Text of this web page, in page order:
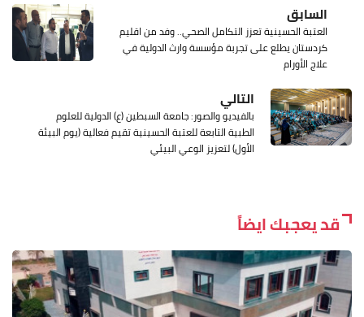
السابق
العتبة الحسينية تعزز التكامل الصحي.. وفد من اقليم
كردستان يطلع على تجربة مؤسسة وارث الدولية في
علاج الأورام
التالي
بالفيديو والصور: جامعة السبطين (ع) الدولية للعلوم
الطبية التابعة للعتبة الحسينية تقيم فعالية (يوم البيئة
الأول) لتعزيز الوعي البيئي
قد يعجبك ايضاً